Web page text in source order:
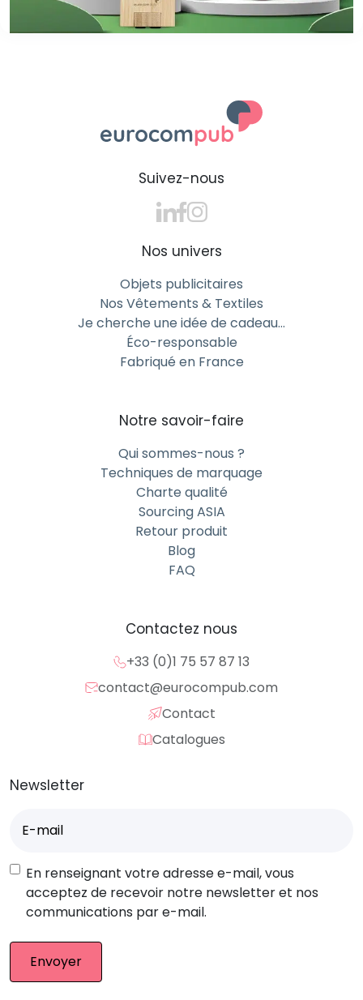
Suivez-nous
Nos univers
Objets publicitaires
Nos Vêtements & Textiles
Je cherche une idée de cadeau…
Éco-responsable
Fabriqué en France
Notre savoir-faire
Qui sommes-nous ?
Techniques de marquage
Charte qualité
Sourcing ASIA
Retour produit
Blog
FAQ
Contactez nous
+33 (0)1 75 57 87 13
contact@eurocompub.com
Contact
Catalogues
Newsletter
mail(Nécessaire)
RGPD
En renseignant votre adresse e-mail, vous
acceptez de recevoir notre newsletter et nos
communications par e-mail.